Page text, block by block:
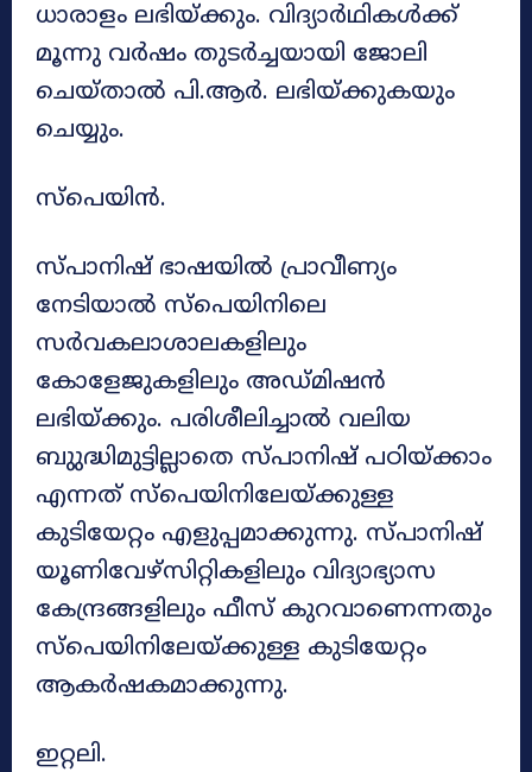
ധാരാളം ലഭിയ്ക്കും. വിദ്യാർഥികൾക്ക്
മൂന്നു വർഷം തുടർച്ചയായി ജോലി
ചെയ്താൽ പി.ആർ. ലഭിയ്ക്കുകയും
ചെയ്യും.
സ്‌പെയിൻ.
സ്പാനിഷ് ഭാഷയിൽ പ്രാവീണ്യം
നേടിയാൽ സ്‌പെയിനിലെ
സർവകലാശാലകളിലും
കോളേജുകളിലും അഡ്മിഷൻ
ലഭിയ്ക്കും. പരിശീലിച്ചാൽ വലിയ
ബുുദ്ധിമുട്ടില്ലാതെ സ്പാനിഷ് പഠിയ്ക്കാം
എന്നത് സ്‌പെയിനിലേയ്ക്കുള്ള
കുടിയേറ്റം എളുപ്പമാക്കുന്നു. സ്പാനിഷ്
യൂണിവേഴ്‌സിറ്റികളിലും വിദ്യാഭ്യാസ
കേന്ദ്രങ്ങളിലും ഫീസ് കുറവാണെന്നതും
സ്‌പെയിനിലേയ്ക്കുള്ള കുടിയേറ്റം
ആകർഷകമാക്കുന്നു.
ഇറ്റലി.